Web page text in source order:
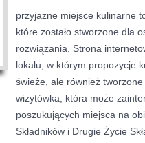
przyjazne miejsce kulinarne
które zostało stworzone dla
rozwiązania. Strona
lokalu, w którym propozycje
świeże, ale również
wizytówka, która może
poszukujących miejsca na
Składników i Drugie Życie